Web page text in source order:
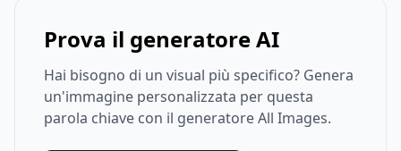
Prova il generatore AI
Hai bisogno di un visual più specifico? Genera
un'immagine personalizzata per questa
parola chiave con il generatore All Images.